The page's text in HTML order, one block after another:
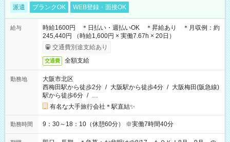
派遣 ブランクOK WEB登録・面接OK
給与
時給1600円 ＊日払い・週払いOK ＊昇給あり ＊月収例：約
245,440円 （時給1,600円 × 実働7.67h × 20日）
交通費別途支給あり
交通費 全額支給
勤務地
大阪市北区
西梅田駅から徒歩2分 / 大阪駅から徒歩4分 / 大阪梅田(阪急線)
駅から徒歩6分 / …
有名な大手旅行会社＊駅直結✨
勤務時間 9：30～18：10（休憩60分） ※実働7時間40分